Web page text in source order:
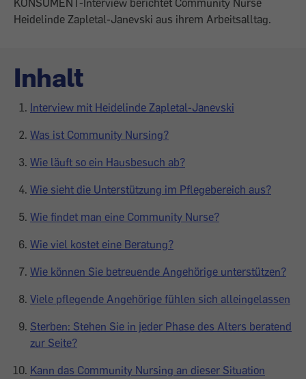
KONSUMENT-­Interview berichtet Community Nurse
Heide­linde Zapletal-Janevski aus ihrem Arbeits­alltag.
Inhalt
Interview mit Heidelinde ­Zapletal-Janevski
Was ist Community Nursing?
Wie läuft so ein Hausbesuch ab?­
Wie sieht die Unterstützung im Pflegebereich aus?
Wie findet man eine Community Nurse?
Wie viel kostet eine Beratung?
Wie können Sie betreuende Angehörige unterstützen?
Viele pflegende Angehörige fühlen sich alleingelassen
Sterben: Stehen Sie in jeder Phase des Alters beratend
zur Seite?
Kann das Community Nursing an dieser Situation